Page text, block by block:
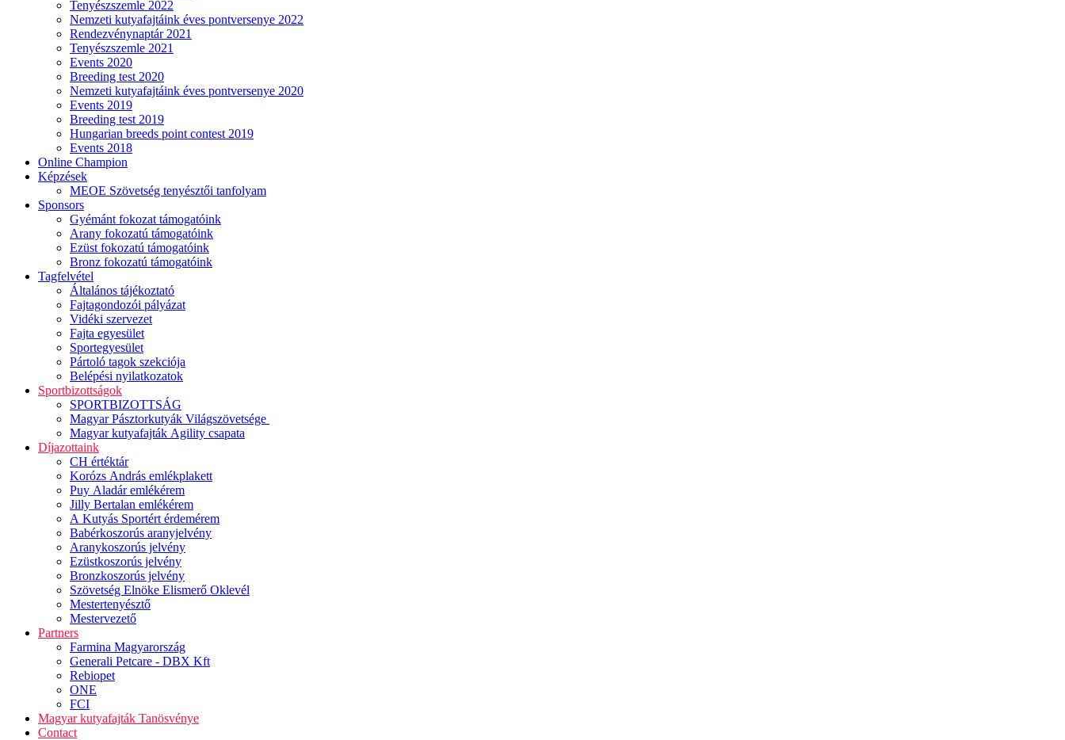
Tenyészszemle 2022
Nemzeti kutyafajtáink éves pontversenye 2022
Rendezvénynaptár 2021
Tenyészszemle 2021
Events 2020
Breeding test 2020
Nemzeti kutyafajtáink éves pontversenye 2020
Events 2019
Breeding test 2019
Hungarian breeds point contest 2019
Events 2018
Online Champion
Képzések
MEOE Szövetség tenyésztői tanfolyam
Sponsors
Gyémánt fokozat támogatóink
Arany fokozatú támogatóink
Ezüst fokozatú támogatóink
Bronz fokozatú támogatóink
Tagfelvétel
Általános tájékoztató
Fajtagondozói pályázat
Vidéki szervezet
Fajta egyesület
Sportegyesület
Pártoló tagok szekciója
Belépési nyilatkozatok
Sportbizottságok
SPORTBIZOTTSÁG
Magyar Pásztorkutyák Világszövetsége
Magyar kutyafajták Agility csapata
Díjazottaink
CH értéktár
Korózs András emlékplakett
Puy Aladár emlékérem
Jilly Bertalan emlékérem
A Kutyás Sportért érdemérem
Babérkoszorús aranyjelvény
Aranykoszorús jelvény
Ezüstkoszorús jelvény
Bronzkoszorús jelvény
Szövetség Elnöke Elismerő Oklevél
Mestertenyésztő
Mestervezető
Partners
Farmina Magyarország
Generali Petcare - DBX Kft
Rebiopet
ONE
FCI
Magyar kutyafajták Tanösvénye
Contact